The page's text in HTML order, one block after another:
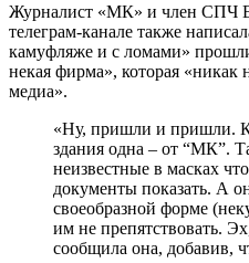
Журналист «МК» и член СПЧ
телеграм-канале также
камуфляже и с ломами»
некая фирма», которая
медиа».
«Ну, пришли и пришли.
здания одна – от “МК”.
неизвестные в масках
документы показать. А
своеобразной форме
им не препятствовать.
сообщила она, добавив,